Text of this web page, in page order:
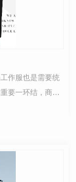
作服也是需要统
要一环结，商场
半。